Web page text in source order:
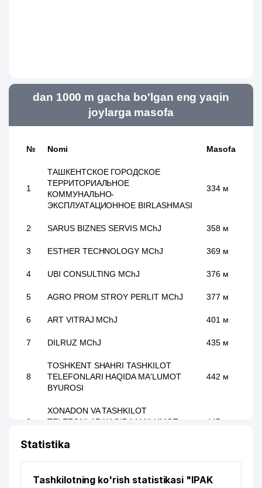
dan 1000 m gacha bo'lgan eng yaqin
joylarga masofa
№ Nomi Masofa
1
ТАШКЕНТСКОЕ ГОРОДСКОЕ
ТЕРРИТОРИАЛЬНОЕ
КОММУНАЛЬНО-
ЭКСПЛУАТАЦИОННОЕ BIRLASHMASI
334 м
2 SARUS BIZNES SERVIS MChJ 358 м
3 ESTHER TECHNOLOGY MChJ 369 м
4 UBI CONSULTING MChJ 376 м
5 AGRO PROM STROY PERLIT MChJ 377 м
6 ART VITRAJ MChJ 401 м
7 DILRUZ MChJ 435 м
8
TOSHKENT SHAHRI TASHKILOT
TELEFONLARI HAQIDA MA'LUMOT
BYUROSI
442 м
9
XONADON VA TASHKILOT
TELEFONLAR XAQIDA MA'LUMOT
445 м
IT PROFESSIONAL SOLUTIONS-ASIA
498 м
Statistika
Tashkilotning ko'rish statistikasi "IPAK